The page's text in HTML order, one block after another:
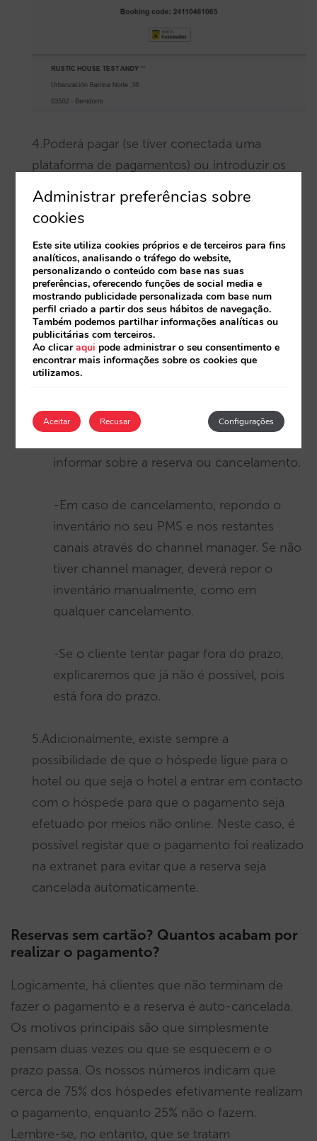
4.Poderá pagar (se tiver conectada uma
plataforma de pagamentos) ou introduzir os
dados do cartão como garantia.
“pendente de pagamento” para
“confirmada”.
-Caso contrário, ou seja, se o cliente não
efetuar o pagamento ou garantia no prazo
que lhe foi dado, a reserva será cancelada
automaticamente.
-Em qualquer dos casos, enviaremos um
informar sobre a reserva ou cancelamento.
-Em caso de cancelamento, repondo o
inventário no seu PMS e nos restantes
canais através do channel manager. Se não
tiver channel manager, deverá repor o
inventário manualmente, como em
qualquer cancelamento.
-Se o cliente tentar pagar fora do prazo,
explicaremos que já não é possível, pois
está fora do prazo.
5.Adicionalmente, existe sempre a
possibilidade de que o hóspede ligue para o
hotel ou que seja o hotel a entrar em contacto
com o hóspede para que o pagamento seja
efetuado por meios não online. Neste caso, é
possível registar que o pagamento foi realizado
na extranet para evitar que a reserva seja
cancelada automaticamente.
Reservas sem cartão? Quantos acabam por
realizar o pagamento?
Logicamente, há clientes que não terminam de
fazer o pagamento e a reserva é auto-cancelada.
Os motivos principais são que simplesmente
pensam duas vezes ou que se esquecem e o
prazo passa. Os nossos números indicam que
cerca de 75% dos hóspedes efetivamente realizam
o pagamento, enquanto 25% não o fazem.
Lembre-se, no entanto, que se tratam
Administrar preferências sobre
cookies
Este site utiliza cookies próprios e de terceiros para fins
analíticos, analisando o tráfego do website,
personalizando o conteúdo com base nas suas
preferências, oferecendo funções de social media e
mostrando publicidade personalizada com base num
perfil criado a partir dos seus hábitos de navegação.
Também podemos partilhar informações analíticas ou
publicitárias com terceiros.
Ao clicaraqui pode administrar o seu consentimento e
encontrar mais informações sobre os cookies que
utilizamos.
Aceitar Configurações
Recusar